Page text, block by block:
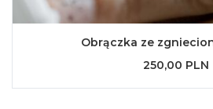
Obrączka ze
250,00 PLN